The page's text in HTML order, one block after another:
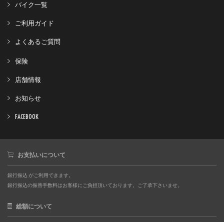
バイク一覧
ご利用ガイド
よくあるご質問
保険
店舗情報
お知らせ
FACEBOOK
お支払いについて
銀行振込 がご利用できます。
銀行振込の振替手数料はお客様にご負担頂いております。ご了承下さいませ。
総額について